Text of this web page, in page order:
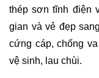
thép sơn tĩnh điện
gian và vẻ đẹp
cứng cáp, chống
vệ sinh, lau chùi.